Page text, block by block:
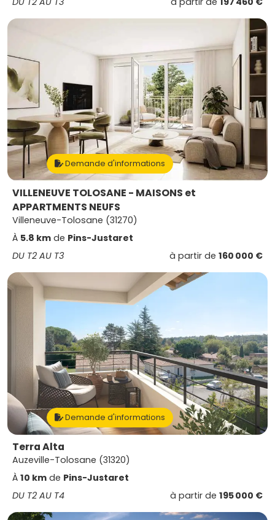
Demande d'informations
VILLENEUVE TOLOSANE - MAISONS et
APPARTMENTS NEUFS
Villeneuve-Tolosane (31270)
À 5.8 km de Pins-Justaret
DU T2 AU T3
à partir de 160 000 €
Demande d'informations
Terra Alta
Auzeville-Tolosane (31320)
À 10 km de Pins-Justaret
DU T2 AU T4
à partir de 195 000 €